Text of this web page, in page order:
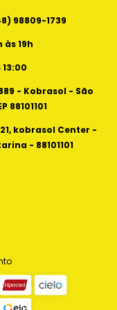
98809-1739
às 19h
- Kobrasol - São
88101101
kobrasol Center -
- 88101101